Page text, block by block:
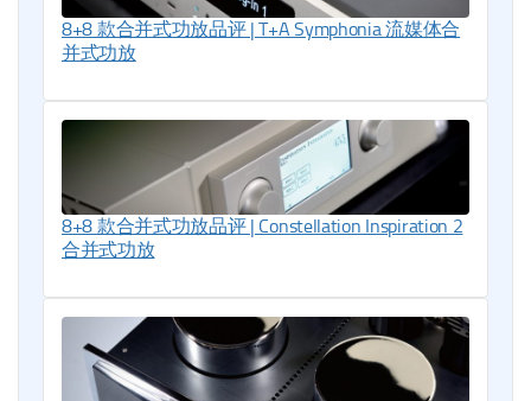
8+8 款合并式功放品评 | T+A Symphonia 流媒体合
并式功放
8+8 款合并式功放品评 | Constellation Inspiration 2
合并式功放